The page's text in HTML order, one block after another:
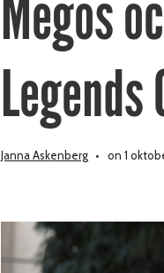
Megos
Legends
Janna Askenberg on 1